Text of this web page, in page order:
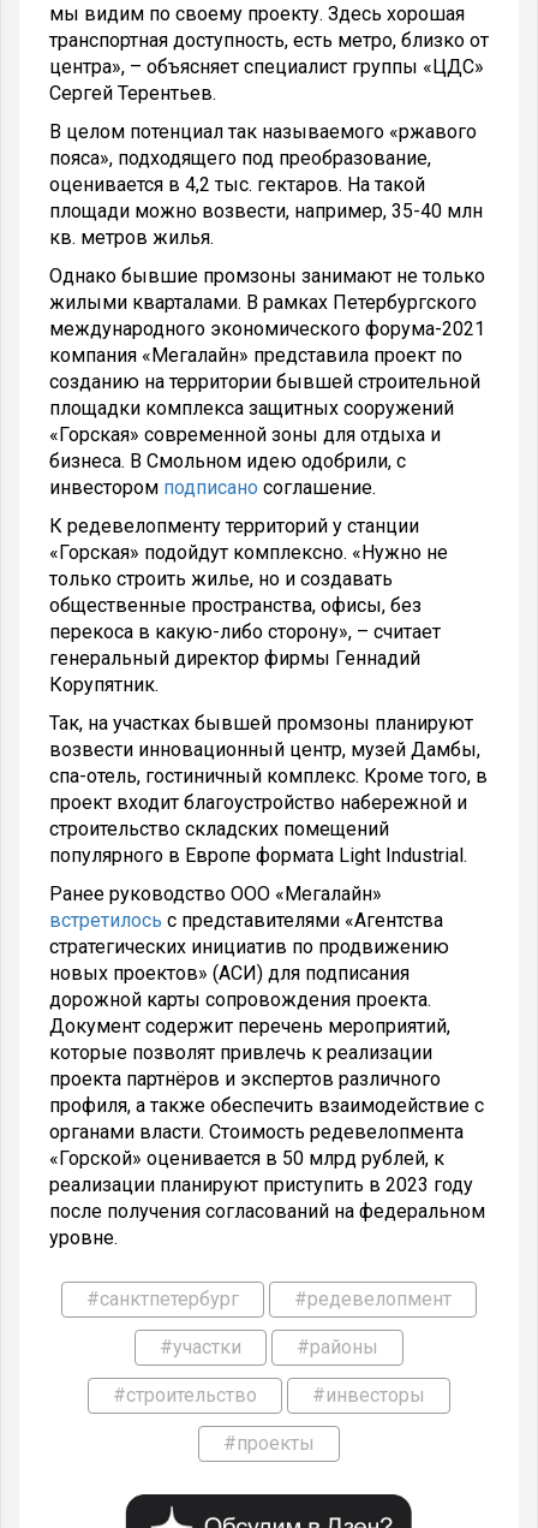
мы видим по своему проекту. Здесь хорошая
транспортная доступность, есть метро, близко от
центра», – объясняет специалист группы «ЦДС»
Сергей Терентьев.
В целом потенциал так называемого «ржавого
пояса», подходящего под преобразование,
оценивается в 4,2 тыс. гектаров. На такой
площади можно возвести, например, 35-40 млн
кв. метров жилья.
Однако бывшие промзоны занимают не только
жилыми кварталами. В рамках Петербургского
международного экономического форума-2021
компания «Мегалайн» представила проект по
созданию на территории бывшей строительной
площадки комплекса защитных сооружений
«Горская» современной зоны для отдыха и
бизнеса. В Смольном идею одобрили, с
инвестором подписано соглашение.
К редевелопменту территорий у станции
«Горская» подойдут комплексно. «Нужно не
только строить жилье, но и создавать
общественные пространства, офисы, без
перекоса в какую-либо сторону», – считает
генеральный директор фирмы Геннадий
Корупятник.
Так, на участках бывшей промзоны планируют
возвести инновационный центр, музей Дамбы,
спа-отель, гостиничный комплекс. Кроме того, в
проект входит благоустройство набережной и
строительство складских помещений
популярного в Европе формата Light Industrial.
Ранее руководство ООО «Мегалайн»
встретилось с представителями «Агентства
стратегических инициатив по продвижению
новых проектов» (АСИ) для подписания
дорожной карты сопровождения проекта.
Документ содержит перечень мероприятий,
которые позволят привлечь к реализации
проекта партнёров и экспертов различного
профиля, а также обеспечить взаимодействие с
органами власти. Стоимость редевелопмента
«Горской» оценивается в 50 млрд рублей, к
реализации планируют приступить в 2023 году
после получения согласований на федеральном
уровне.
#санктпетербург #редевелопмент
#участки #районы
#строительство #инвесторы
#проекты